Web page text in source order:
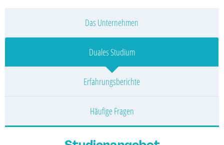
Das Unternehmen
Duales Studium
Erfahrungsberichte
Häufige Fragen